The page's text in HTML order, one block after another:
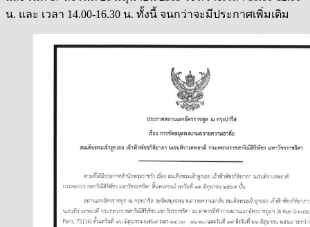
น. และ เวลา 14.00-16.30 น. ทั้งนี้ จนกว่าจะมีประกาศเพิ่มเติม